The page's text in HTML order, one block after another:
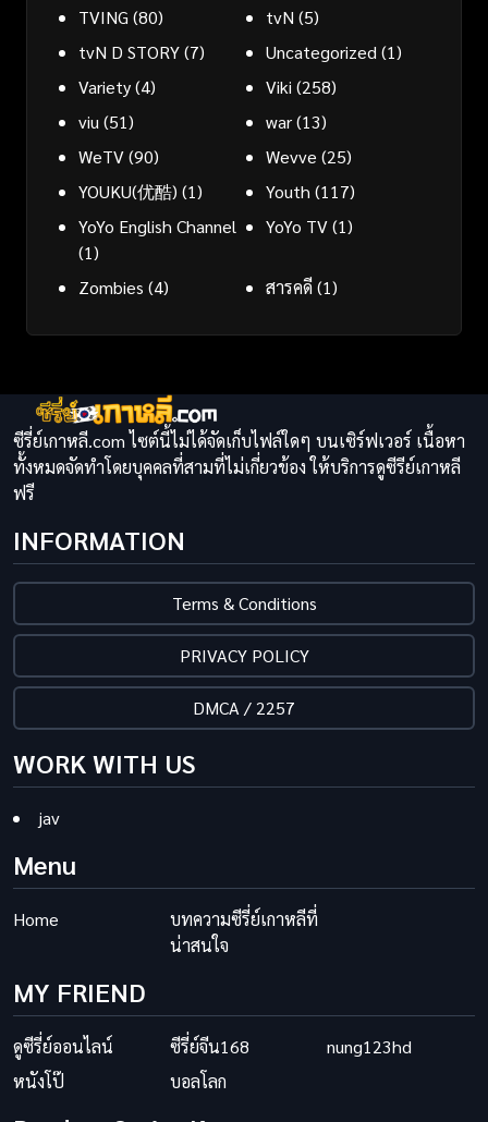
TVING (80) tvN (5)
tvN D STORY(7) Uncategorized (1)
Variety(4) Viki (258)
viu (51) war(13)
WeTV(90) Wevve (25)
YOUKU(优酷) (1) Youth (117)
YoYo English Channel
(1)
YoYo TV(1)
Zombies (4) สารคดี(1)
ซีรี่ย์เกาหลี.com ไซต์นี้ไม่ได้จัดเก็บไฟล์ใดๆ บนเซิร์ฟเวอร์ เนื้อหา
ทั้งหมดจัดทำโดยบุคคลที่สามที่ไม่เกี่ยวข้อง ให้บริการดูซีรีย์เกาหลี
ฟรี
INFORMATION
Terms & Conditions
PRIVACY POLICY
DMCA / 2257
WORK WITH US
jav
Menu
Home
บทความซีรี่ย์เกาหลีที่
น่าสนใจ
MY FRIEND
ดูซีรี่ย์ออนไลน์ ซีรี่ย์จีน168
nung123hd
หนังโป๊
บอลโลก